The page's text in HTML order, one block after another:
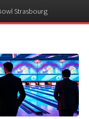
Strasbourg